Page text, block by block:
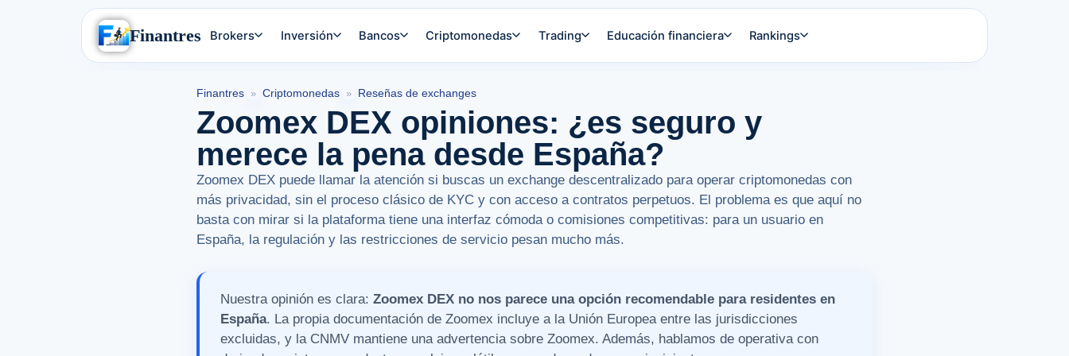
Finantres Brokers Inversión Bancos Criptomonedas Trading Educación financiera Rankings
Finantres » Criptomonedas » Reseñas de exchanges
Zoomex DEX opiniones: ¿es seguro y
merece la pena desde España?
Zoomex DEX puede llamar la atención si buscas un exchange descentralizado para operar criptomonedas con
más privacidad, sin el proceso clásico de KYC y con acceso a contratos perpetuos. El problema es que aquí no
basta con mirar si la plataforma tiene una interfaz cómoda o comisiones competitivas: para un usuario en
España, la regulación y las restricciones de servicio pesan mucho más.
Nuestra opinión es clara: Zoomex DEX no nos parece una opción recomendable para residentes en
España. La propia documentación de Zoomex incluye a la Unión Europea entre las jurisdicciones
excluidas, y la CNMV mantiene una advertencia sobre Zoomex. Además, hablamos de operativa con